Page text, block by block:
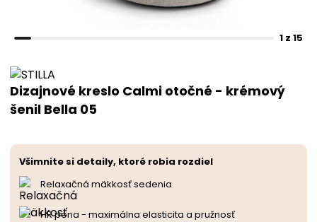
1 z 15
Dizajnové kreslo Calmi otočné - krémový
šenil Bella 05
Všimnite si detaily, ktoré robia rozdiel
Relaxačná mäkkosť sedenia
HR pena - maximálna elasticita a pružnosť